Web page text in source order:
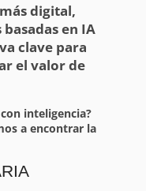
digital,
en IA
clave para
el valor de
inteligencia?
a encontrar la